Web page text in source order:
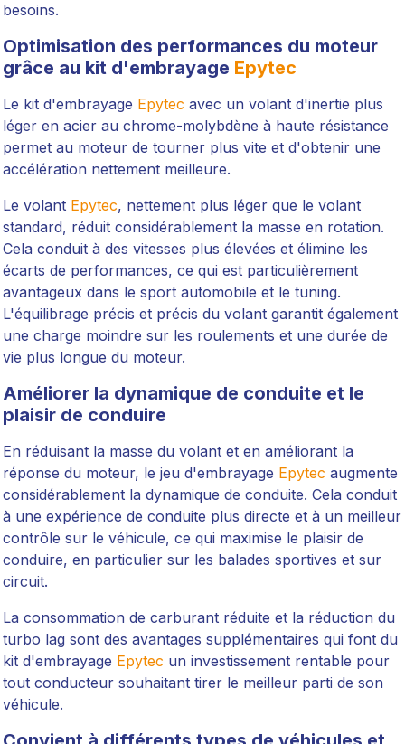
besoins.
Optimisation des performances du moteur
grâce au kit d'embrayage Epytec
Le kit d'embrayage Epytec avec un volant d'inertie plus
léger en acier au chrome-molybdène à haute résistance
permet au moteur de tourner plus vite et d'obtenir une
accélération nettement meilleure.
Le volant Epytec, nettement plus léger que le volant
standard, réduit considérablement la masse en rotation.
Cela conduit à des vitesses plus élevées et élimine les
écarts de performances, ce qui est particulièrement
avantageux dans le sport automobile et le tuning.
L'équilibrage précis et précis du volant garantit également
une charge moindre sur les roulements et une durée de
vie plus longue du moteur.
Améliorer la dynamique de conduite et le
plaisir de conduire
En réduisant la masse du volant et en améliorant la
réponse du moteur, le jeu d'embrayage Epytec augmente
considérablement la dynamique de conduite. Cela conduit
à une expérience de conduite plus directe et à un meilleur
contrôle sur le véhicule, ce qui maximise le plaisir de
conduire, en particulier sur les balades sportives et sur
circuit.
La consommation de carburant réduite et la réduction du
turbo lag sont des avantages supplémentaires qui font du
kit d'embrayage Epytec un investissement rentable pour
tout conducteur souhaitant tirer le meilleur parti de son
véhicule.